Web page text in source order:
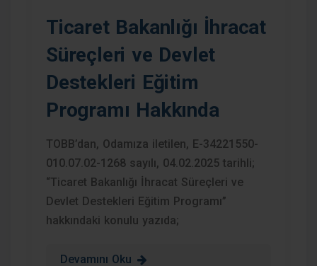
Ticaret Bakanlığı İhracat
Süreçleri ve Devlet
Destekleri Eğitim
Programı Hakkında
TOBB’dan, Odamıza iletilen, E-34221550-
010.07.02-1268 sayılı, 04.02.2025 tarihli;
“Ticaret Bakanlığı İhracat Süreçleri ve
Devlet Destekleri Eğitim Programı”
hakkındaki konulu yazıda;
Devamını Oku